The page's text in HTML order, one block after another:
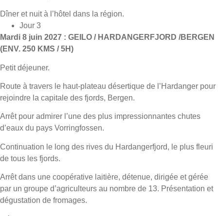
Dîner et nuit à l’hôtel dans la région.
Jour 3
Mardi 8 juin 2027 : GEILO / HARDANGERFJORD /BERGEN
(ENV. 250 KMS / 5H)
Petit déjeuner.
Route à travers le haut-plateau désertique de l’Hardanger pour
rejoindre la capitale des fjords, Bergen.
Arrêt pour admirer l’une des plus impressionnantes chutes
d’eaux du pays Vorringfossen.
Continuation le long des rives du Hardangerfjord, le plus fleuri
de tous les fjords.
Arrêt dans une coopérative laitière, détenue, dirigée et gérée
par un groupe d’agriculteurs au nombre de 13. Présentation et
dégustation de fromages.